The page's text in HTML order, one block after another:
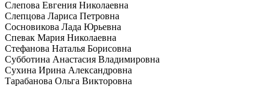
Слепова Евгения Николаевна
Слепцова Лариса Петровна
Сосновикова Лада Юрьевна
Спевак Мария Николаевна
Стефанова Наталья Борисовна
Субботина Анастасия Владимировна
Сухина Ирина Александровна
Тарабанова Ольга Викторовна